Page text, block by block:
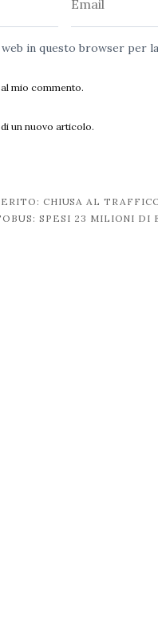
in questo browser per
mio commento.
un nuovo articolo.
CHIUSA AL
SPESI 23 MILIONI